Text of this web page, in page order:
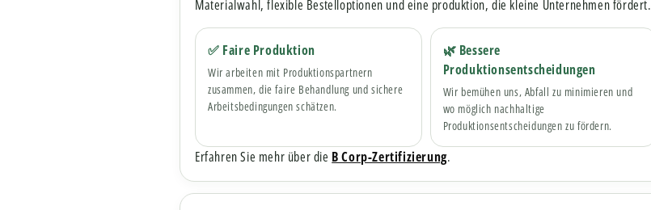
Materialwahl, flexible Bestelloptionen und eine produktion, die kleine Unternehmen fördert.
✅ Faire Produktion
Wir arbeiten mit Produktionspartnern
zusammen, die faire Behandlung und sichere
Arbeitsbedingungen schätzen.
🌿 Bessere
Produktionsentscheidungen
Wir bemühen uns, Abfall zu minimieren und
wo möglich nachhaltige
Produktionsentscheidungen zu fördern.
Erfahren Sie mehr über die B Corp-Zertifizierung.